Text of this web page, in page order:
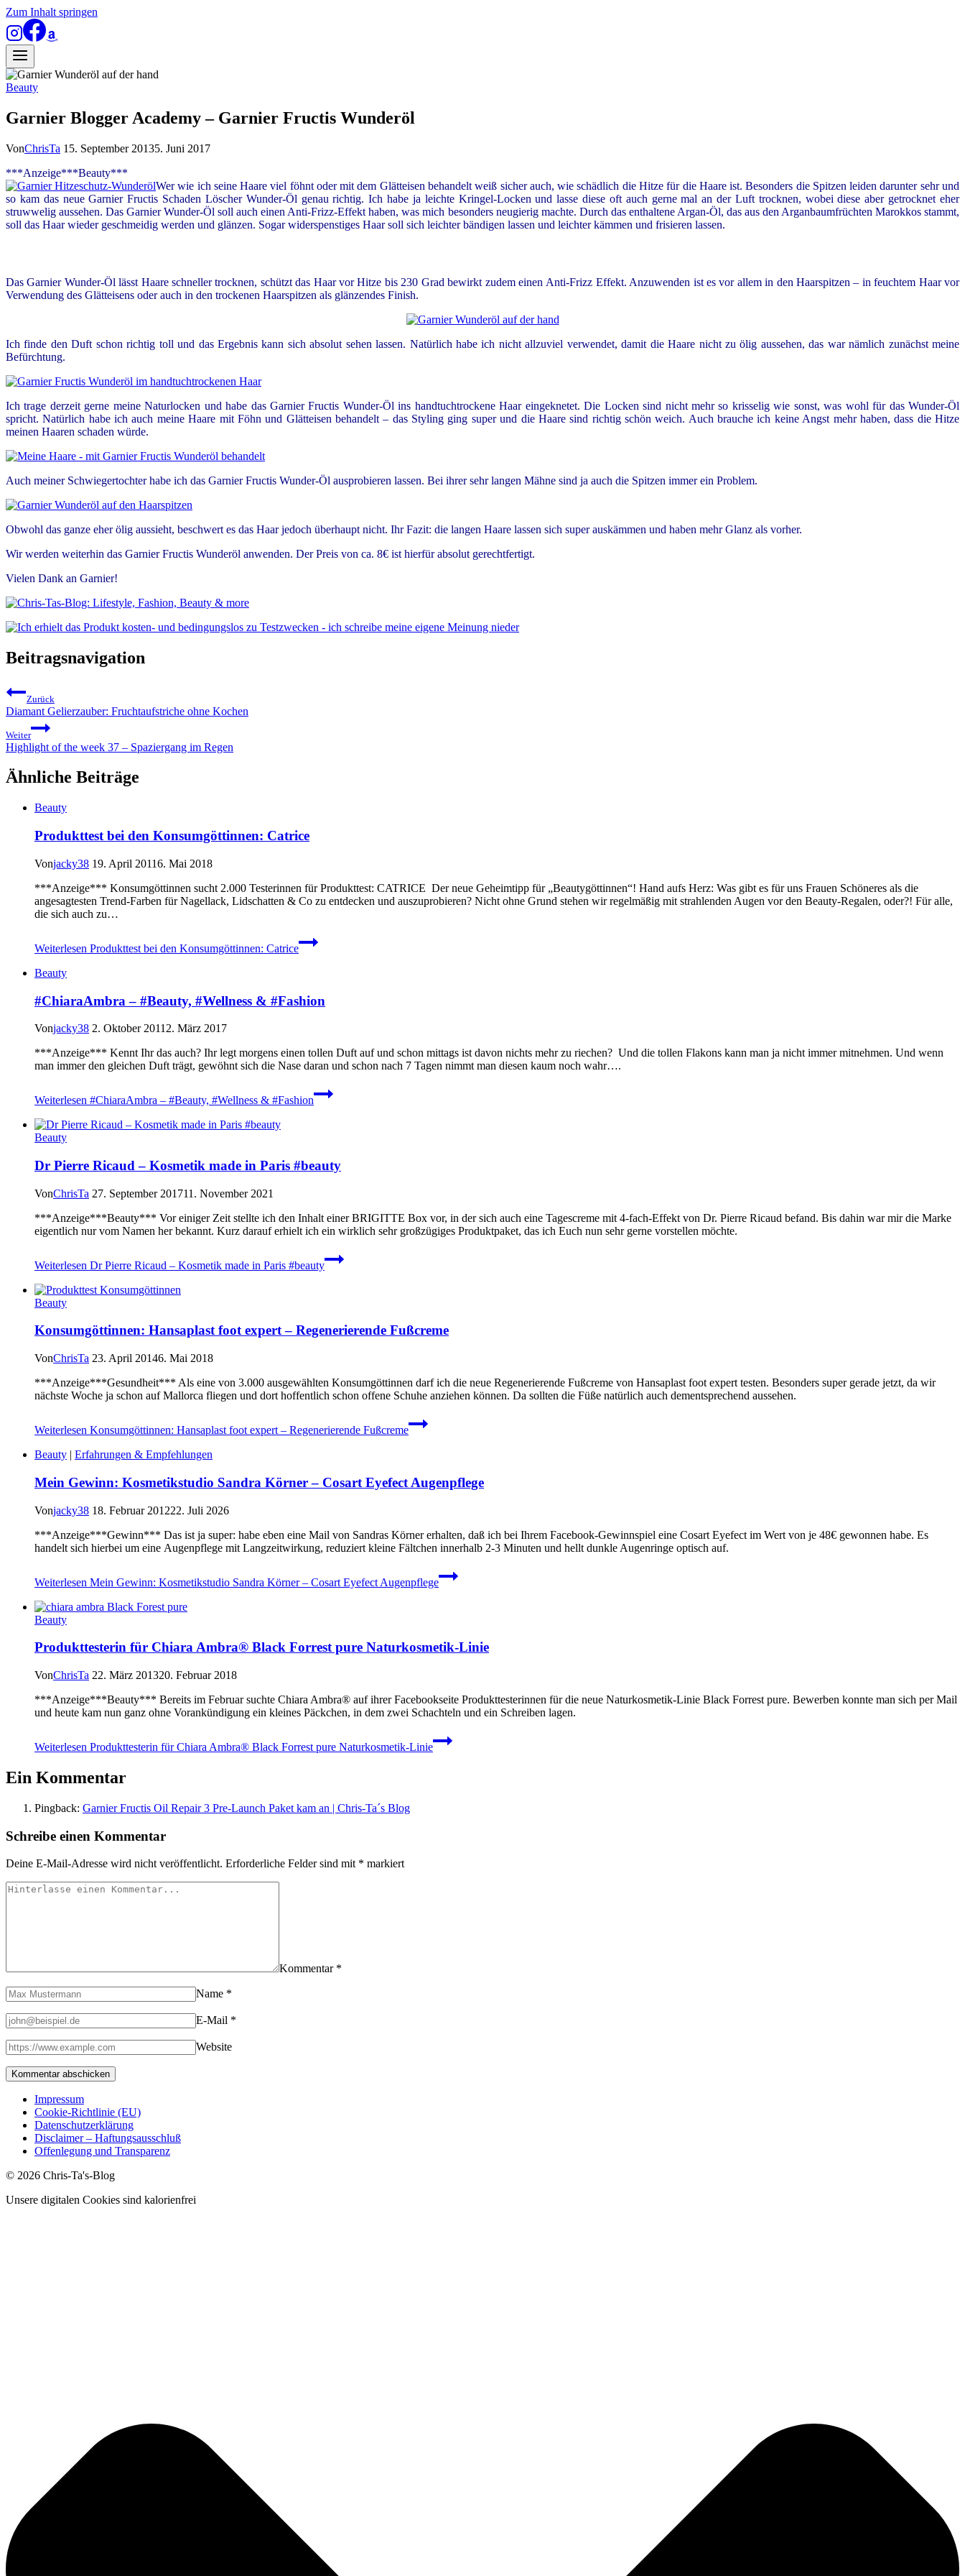
Zum Inhalt springen
Beauty
Garnier Blogger Academy – Garnier Fructis Wunderöl
VonChrisTa 15. September 20135. Juni 2017
***Anzeige***Beauty***
Wer wie ich seine Haare viel föhnt oder mit dem Glätteisen behandelt weiß sicher auch, wie schädlich die Hitze für die Haare ist. Besonders die Spitzen leiden darunter sehr und
so kam das neue Garnier Fructis Schaden Löscher Wunder-Öl genau richtig. Ich habe ja leichte Kringel-Locken und lasse diese oft auch gerne mal an der Luft trocknen, wobei diese aber getrocknet eher
struwwelig aussehen. Das Garnier Wunder-Öl soll auch einen Anti-Frizz-Effekt haben, was mich besonders neugierig machte. Durch das enthaltene Argan-Öl, das aus den Arganbaumfrüchten Marokkos stammt,
soll das Haar wieder geschmeidig werden und glänzen. Sogar widerspenstiges Haar soll sich leichter bändigen lassen und leichter kämmen und frisieren lassen.
Das Garnier Wunder-Öl lässt Haare schneller trocknen, schützt das Haar vor Hitze bis 230 Grad bewirkt zudem einen Anti-Frizz Effekt. Anzuwenden ist es vor allem in den Haarspitzen – in feuchtem Haar vor
Verwendung des Glätteisens oder auch in den trockenen Haarspitzen als glänzendes Finish.
Ich finde den Duft schon richtig toll und das Ergebnis kann sich absolut sehen lassen. Natürlich habe ich nicht allzuviel verwendet, damit die Haare nicht zu ölig aussehen, das war nämlich zunächst meine
Befürchtung.
Ich trage derzeit gerne meine Naturlocken und habe das Garnier Fructis Wunder-Öl ins handtuchtrockene Haar eingeknetet. Die Locken sind nicht mehr so krisselig wie sonst, was wohl für das Wunder-Öl
spricht. Natürlich habe ich auch meine Haare mit Föhn und Glätteisen behandelt – das Styling ging super und die Haare sind richtig schön weich. Auch brauche ich keine Angst mehr haben, dass die Hitze
meinen Haaren schaden würde.
Auch meiner Schwiegertochter habe ich das Garnier Fructis Wunder-Öl ausprobieren lassen. Bei ihrer sehr langen Mähne sind ja auch die Spitzen immer ein Problem.
Obwohl das ganze eher ölig aussieht, beschwert es das Haar jedoch überhaupt nicht. Ihr Fazit: die langen Haare lassen sich super auskämmen und haben mehr Glanz als vorher.
Wir werden weiterhin das Garnier Fructis Wunderöl anwenden. Der Preis von ca. 8€ ist hierfür absolut gerechtfertigt.
Vielen Dank an Garnier!
Beitragsnavigation
Zurück
Diamant Gelierzauber: Fruchtaufstriche ohne Kochen
Weiter
Highlight of the week 37 – Spaziergang im Regen
Ähnliche Beiträge
Beauty
Produkttest bei den Konsumgöttinnen: Catrice
Vonjacky38 19. April 20116. Mai 2018
***Anzeige*** Konsumgöttinnen sucht 2.000 Testerinnen für Produkttest: CATRICE Der neue Geheimtipp für „Beautygöttinnen“! Hand aufs Herz: Was gibt es für uns Frauen Schöneres als die
angesagtesten Trend-Farben für Nagellack, Lidschatten & Co zu entdecken und auszuprobieren? Nicht ohne Grund stehen wir regelmäßig mit strahlenden Augen vor den Beauty-Regalen, oder?! Für alle,
die sich auch zu…
Weiterlesen Produkttest bei den Konsumgöttinnen: Catrice
Beauty
#ChiaraAmbra – #Beauty, #Wellness & #Fashion
Vonjacky38 2. Oktober 2011 2. März 2017
***Anzeige*** Kennt Ihr das auch? Ihr legt morgens einen tollen Duft auf und schon mittags ist davon nichts mehr zu riechen? Und die tollen Flakons kann man ja nicht immer mitnehmen. Und wenn
man immer den gleichen Duft trägt, gewöhnt sich die Nase daran und schon nach 7 Tagen nimmt man diesen kaum noch wahr….
Weiterlesen #ChiaraAmbra – #Beauty, #Wellness & #Fashion
Beauty
Dr Pierre Ricaud – Kosmetik made in Paris #beauty
VonChrisTa 27. September 201711. November 2021
***Anzeige***Beauty*** Vor einiger Zeit stellte ich den Inhalt einer BRIGITTE Box vor, in der sich auch eine Tagescreme mit 4-fach-Effekt von Dr. Pierre Ricaud befand. Bis dahin war mir die Marke
eigentlich nur vom Namen her bekannt. Kurz darauf erhielt ich ein wirklich sehr großzügiges Produktpaket, das ich Euch nun sehr gerne vorstellen möchte.
Weiterlesen Dr Pierre Ricaud – Kosmetik made in Paris #beauty
Beauty
Konsumgöttinnen: Hansaplast foot expert – Regenerierende Fußcreme
VonChrisTa 23. April 20146. Mai 2018
***Anzeige***Gesundheit*** Als eine von 3.000 ausgewählten Konsumgöttinnen darf ich die neue Regenerierende Fußcreme von Hansaplast foot expert testen. Besonders super gerade jetzt, da wir
nächste Woche ja schon auf Mallorca fliegen und dort hoffentlich schon offene Schuhe anziehen können. Da sollten die Füße natürlich auch dementsprechend aussehen.
Weiterlesen Konsumgöttinnen: Hansaplast foot expert – Regenerierende Fußcreme
Beauty | Erfahrungen & Empfehlungen
Mein Gewinn: Kosmetikstudio Sandra Körner – Cosart Eyefect Augenpflege
Vonjacky38 18. Februar 201222. Juli 2026
***Anzeige***Gewinn*** Das ist ja super: habe eben eine Mail von Sandras Körner erhalten, daß ich bei Ihrem Facebook-Gewinnspiel eine Cosart Eyefect im Wert von je 48€ gewonnen habe. Es
handelt sich hierbei um eine Augenpflege mit Langzeitwirkung, reduziert kleine Fältchen innerhalb 2-3 Minuten und hellt dunkle Augenringe optisch auf.
Weiterlesen Mein Gewinn: Kosmetikstudio Sandra Körner – Cosart Eyefect Augenpflege
Beauty
Produkttesterin für Chiara Ambra® Black Forrest pure Naturkosmetik-Linie
VonChrisTa 22. März 201320. Februar 2018
***Anzeige***Beauty*** Bereits im Februar suchte Chiara Ambra® auf ihrer Facebookseite Produkttesterinnen für die neue Naturkosmetik-Linie Black Forrest pure. Bewerben konnte man sich per Mail
und heute kam nun ganz ohne Vorankündigung ein kleines Päckchen, in dem zwei Schachteln und ein Schreiben lagen.
Weiterlesen Produkttesterin für Chiara Ambra® Black Forrest pure Naturkosmetik-Linie
Ein Kommentar
Pingback: Garnier Fructis Oil Repair 3 Pre-Launch Paket kam an | Chris-Ta´s Blog
Schreibe einen Kommentar
Deine E-Mail-Adresse wird nicht veröffentlicht. Erforderliche Felder sind mit * markiert
Kommentar *
Name *
E-Mail *
Website
Impressum
Cookie-Richtlinie (EU)
Datenschutzerklärung
Disclaimer – Haftungsausschluß
Offenlegung und Transparenz
© 2026 Chris-Ta's-Blog
Unsere digitalen Cookies sind kalorienfrei